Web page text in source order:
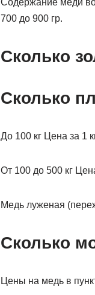
Содержание меди во
700 до 900 гр.
Сколько
Сколько
До 100 кг Цена за 1
От 100 до 500 кг
Медь луженая
Сколько
Цены на медь в